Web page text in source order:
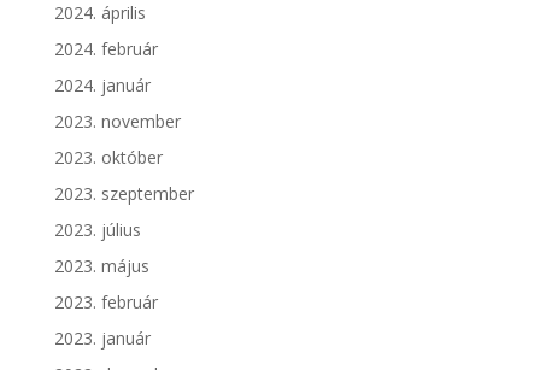
2024. április
2024. február
2024. január
2023. november
2023. október
2023. szeptember
2023. július
2023. május
2023. február
2023. január